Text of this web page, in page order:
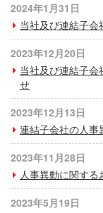
新規出店用地の募集
プライバシーポリ
サイトご利用につ
ソーシャルメディ
サイトマップ
2024年1月31日
当社及び連結子
2023年12月20日
当社及び連結子会
せ
2023年12月13日
連結子会社の人事
2023年11月28日
人事異動に関する
2023年5月19日